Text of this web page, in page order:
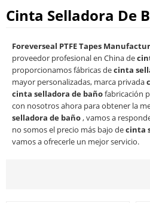
Cinta Selladora De
Foreverseal PTFE Tapes
proveedor profesional en China de
proporcionamos fábricas decinta
mayor personalizadas, marca privada
cinta selladora de bañofabricación
con nosotros ahora para obtener la
selladora de baño, vamos a
no somos el precio más bajo decinta
vamos a ofrecerle un mejor servicio.